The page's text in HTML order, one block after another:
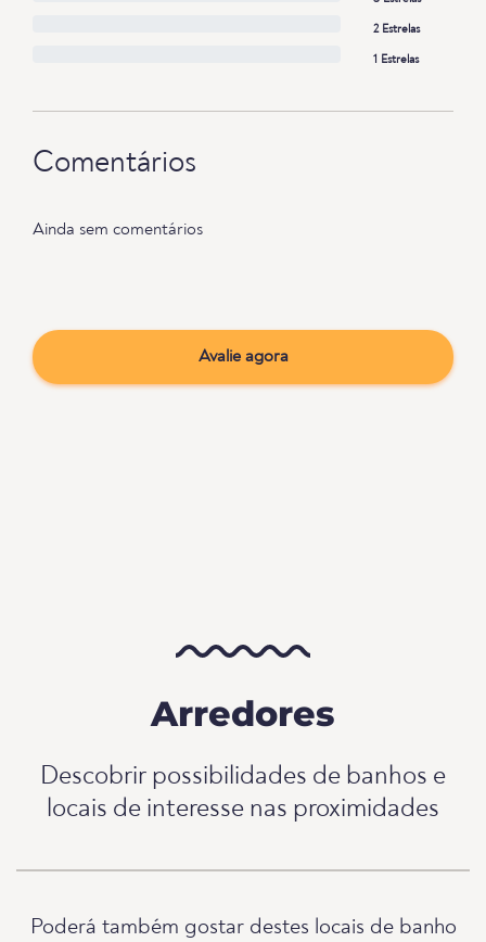
2 Estrelas
1 Estrelas
Comentários
Ainda sem comentários
Avalie agora
Arredores
Descobrir possibilidades de banhos e
locais de interesse nas proximidades
Poderá também gostar destes locais de banho